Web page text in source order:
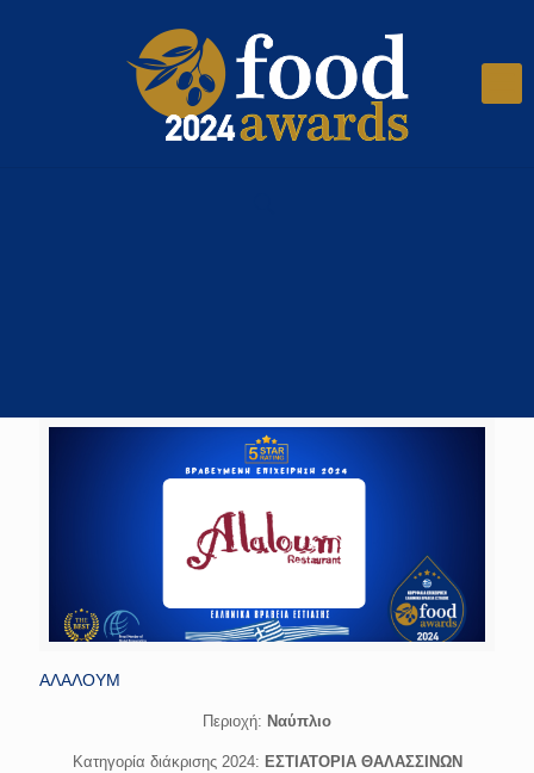
ΑΛΑΛΟΥΜ
Περιοχή: Ναύπλιο
Κατηγορία διάκρισης 2024: ΕΣΤΙΑΤΟΡΙΑ ΘΑΛΑΣΣΙΝΩΝ